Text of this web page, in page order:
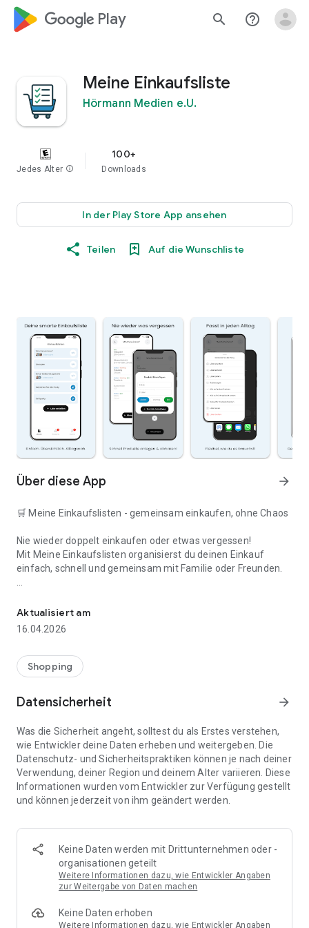
google_logo Play search help_outline
Meine Einkaufsliste
Hörmann Medien e.U.
Jedes Alter info
100+
Downloads
In der Play Store App ansehen
Teilen Auf die Wunschliste
Über diese App arrow_forward
🛒 Meine Einkaufslisten - gemeinsam einkaufen, ohne Chaos
Nie wieder doppelt einkaufen oder etwas vergessen!
Mit Meine Einkaufslisten organisierst du deinen Einkauf
einfach, schnell und gemeinsam mit Familie oder Freunden.
👨‍👩‍👧 Gemeinsame Einkaufslisten in Echtzeit: Alle sehen
⚡ Superschnell & einfach: Liste in Sekunden erstellen und
sofort loslegen.
📱 Immer dabei: Deine Einkaufsliste ist jederzeit auf deinem
🤝 Teilen leicht gemacht: Lade andere ein und erledigt den
Einkauf gemeinsam.
🍳 Zutaten direkt aus Rezepten übernehmen: Importiere
Zutaten von Rezept-Webseiten und verwandle sie
🚀 DEINE VORTEILE IM ALLTAG
* Nie wieder doppelte Einkäufe
* Kein Chaos mehr beim Einkaufen
* Bessere Abstimmung mit Familie & Freunden
* Perfekt für die Essensplanung
Aktualisiert am
16.04.2026
Shopping
Datensicherheit arrow_forward
Was die Sicherheit angeht, solltest du als Erstes verstehen,
wie Entwickler deine Daten erheben und weitergeben. Die
Datenschutz- und Sicherheitspraktiken können je nach deiner
Verwendung, deiner Region und deinem Alter variieren. Diese
Informationen wurden vom Entwickler zur Verfügung gestellt
und können jederzeit von ihm geändert werden.
Keine Daten werden mit Drittunternehmen oder -
organisationen geteilt
Weitere Informationen dazu, wie Entwickler Angaben
zur Weitergabe von Daten machen
Keine Daten erhoben
Weitere Informationen dazu, wie Entwickler Angaben